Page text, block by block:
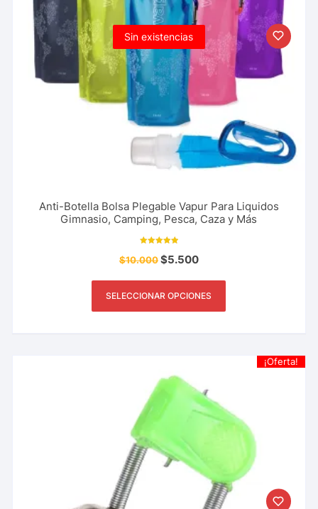
Sin existencias
Anti-Botella Bolsa Plegable Vapur Para Liquidos
Gimnasio, Camping, Pesca, Caza y Más
5.00
de 5
$10.000$5.500
SELECCIONAR OPCIONES
¡Oferta!